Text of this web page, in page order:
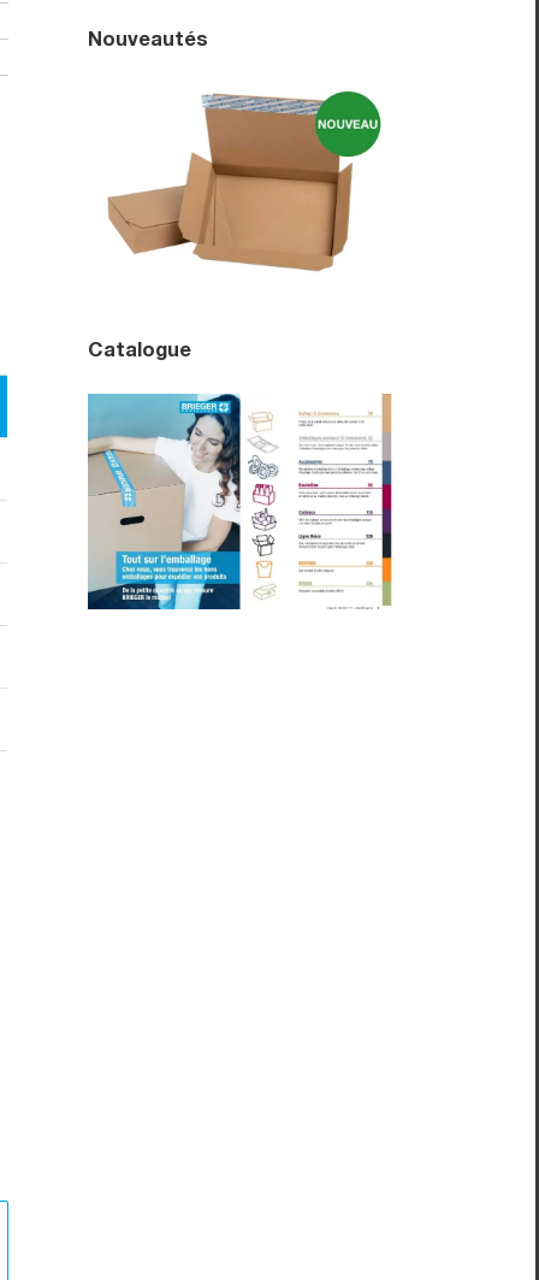
Nouveautés
Catalogue